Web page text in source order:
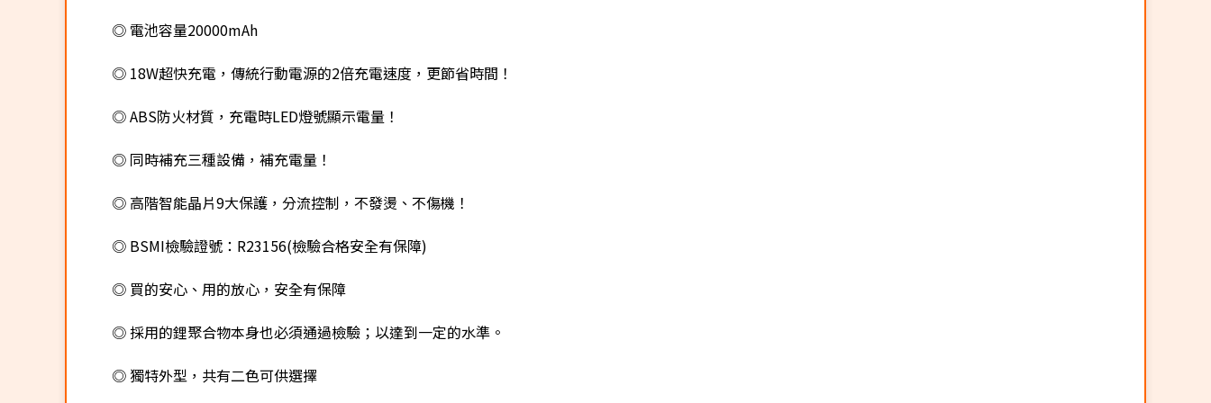
◎ 電池容量20000mAh
◎ 18W超快充電，傳統行動電源的2倍充電速度，更節省時間！
◎ ABS防火材質，充電時LED燈號顯示電量！
◎ 同時補充三種設備，補充電量！
◎ 高階智能晶片9大保護，分流控制，不發燙、不傷機！
◎ BSMI檢驗證號：R23156(檢驗合格安全有保障)
◎ 買的安心、用的放心，安全有保障
◎ 採用的鋰聚合物本身也必須通過檢驗；以達到一定的水準。
◎ 獨特外型，共有二色可供選擇